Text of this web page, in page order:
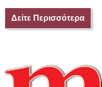
Δείτε Περισσότερα